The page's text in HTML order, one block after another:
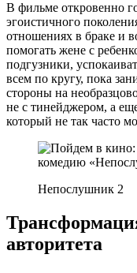
В фильме откровенно
эгоистичного
отношениях в браке и
помогать жене с
подгузники,
всем по кругу, пока
стороны на
не с тинейджером, а
который не так часто
Непослушник 2
авторитета